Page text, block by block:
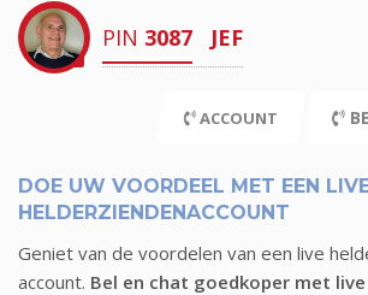
PIN 3087 JEF
ACCOUNT BE
DOE UW VOORDEEL MET EEN
HELDERZIENDENACCOUNT
Geniet van de voordelen van een live
account. Bel en chat goedkoper met